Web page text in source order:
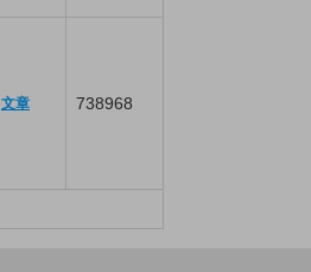
文章 738968